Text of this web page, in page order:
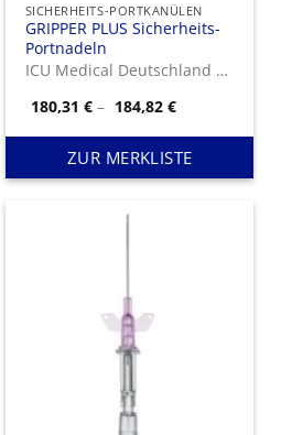
SICHERHEITS-PORTKANÜLEN
GRIPPER PLUS Sicherheits-
Portnadeln
ICU Medical Deutschland GmbH
180,31 € – 184,82 €Preisspanne:
bis
184,82 €
ZUR MERKLISTE